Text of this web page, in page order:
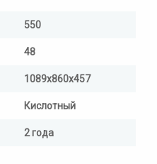
550
48
1089х860х457
Кислотный
2 года